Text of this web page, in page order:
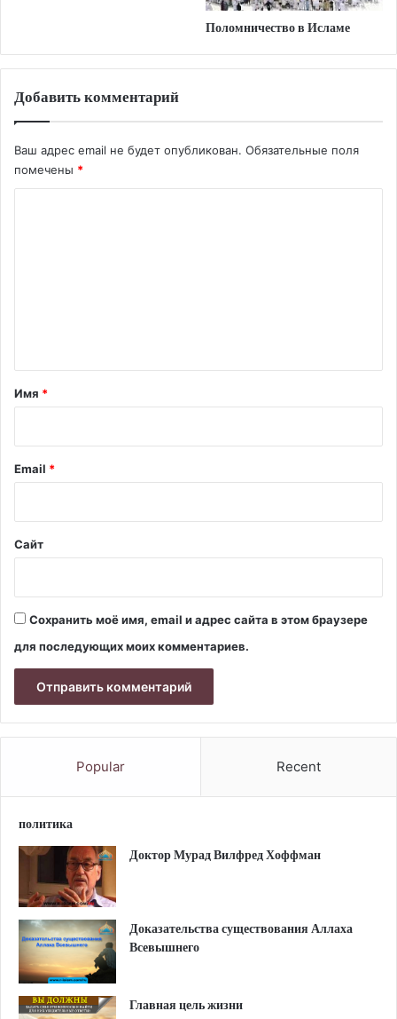
Поломничество в Исламе
Добавить комментарий
Ваш адрес email не будет опубликован. Обязательные поля
помечены *
а
й
Имя *
Email *
Сайт
Сохранить моё имя, email и адрес сайта в этом браузере
для последующих моих комментариев.
Popular Recent
политика
Доктор Мурад Вилфред Хоффман
Доказательства существования Аллаха
Всевышнего
Главная цель жизни